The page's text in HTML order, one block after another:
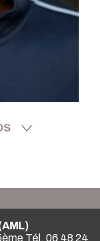
Tél. 06 48 24